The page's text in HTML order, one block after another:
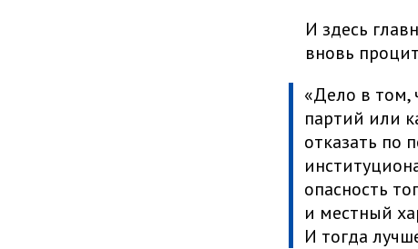
И здесь
вновь
«Дело в том,
партий или
отказать по
опасность
и местный
И тогда